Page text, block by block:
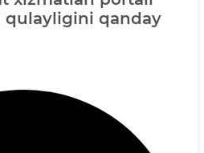
qulayligini qanday